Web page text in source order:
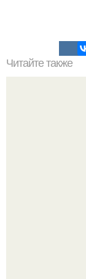
Читайте также